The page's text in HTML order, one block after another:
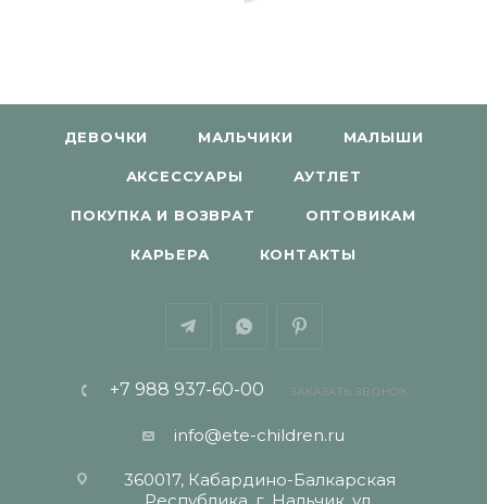
ДЕВОЧКИ МАЛЬЧИКИ МАЛЫШИ
АКСЕССУАРЫ АУТЛЕТ
ПОКУПКА И ВОЗВРАТ ОПТОВИКАМ
КАРЬЕРА КОНТАКТЫ
+7 988 937-60-00 ЗАКАЗАТЬ ЗВОНОК
info@ete-children.ru
360017, Кабардино-Балкарская